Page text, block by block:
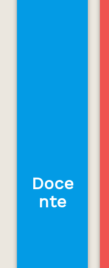
Doce
nte